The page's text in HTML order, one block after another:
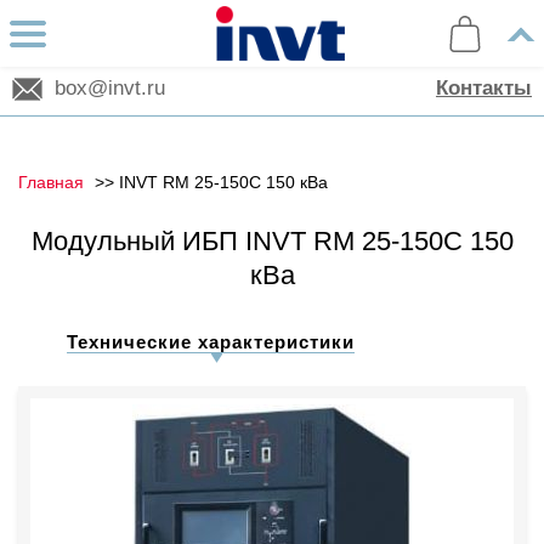
box@invt.ru Контакты
Главная INVT RM 25-150C 150 кВа
Модульный ИБП INVT RM 25-150C 150
кВа
Технические характеристики